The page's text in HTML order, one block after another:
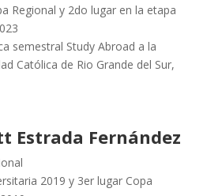
Regional y 2do lugar en la etapa
semestral Study Abroad a la
Católica de Rio Grande del Sur,
Estrada Fernández
2019 y 3er lugar Copa